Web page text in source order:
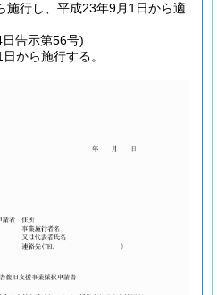
施行し、平成23年9月1日から適
日告示第56号)
から施行する。